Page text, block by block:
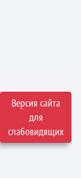
Версия сайта
для
слабовидящих